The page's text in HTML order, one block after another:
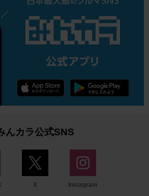
んカラ公式SNS
X Instagram